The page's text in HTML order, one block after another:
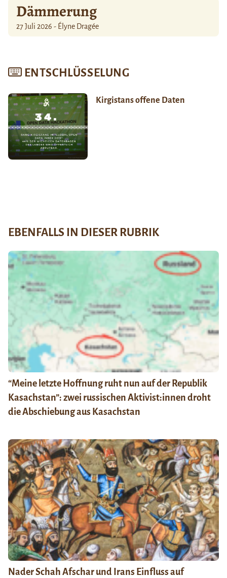
Dämmerung
27 Juli 2026 - Élyne Dragée
ENTSCHLÜSSELUNG
Kirgistans offene Daten
EBENFALLS IN DIESER RUBRIK
“Meine letzte Hoffnung ruht nun auf der Republik
Kasachstan”: zwei russischen Aktivist:innen droht
die Abschiebung aus Kasachstan
Nader Schah Afschar und Irans Einfluss auf